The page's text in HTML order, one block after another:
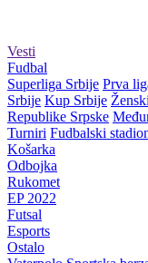
Vesti
Fudbal
Superliga Srbije Prva
Srbije Kup Srbije
Republike Srpske
Turniri Fudbalski
Košarka
Odbojka
Rukomet
EP 2022
Futsal
Esports
Ostalo